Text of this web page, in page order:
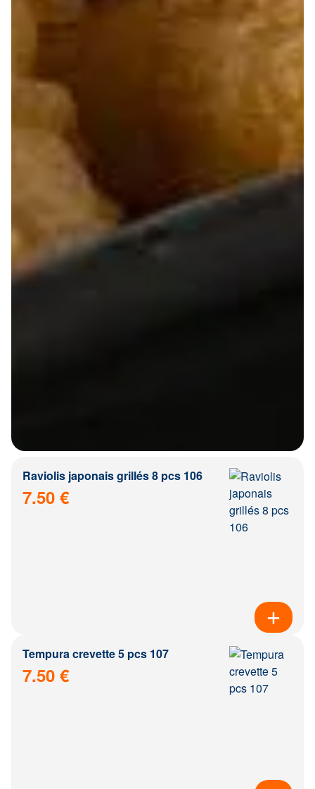
Raviolis japonais grillés 8 pcs 106
7.50 €
Tempura crevette 5 pcs 107
7.50 €